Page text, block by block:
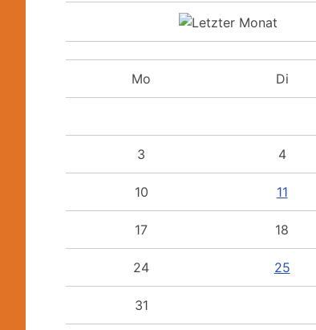
Mo Di
3 4
10 11
17 18
24 25
31